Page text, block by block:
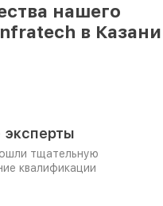
нашего
в Казани
тщательную
квалификации